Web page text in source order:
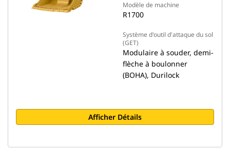
Modèle de machine
R1700
Système d'outil d'attaque du sol
(GET)
Modulaire à souder, demi-
flèche à boulonner
(BOHA), Durilock
Afficher Détails